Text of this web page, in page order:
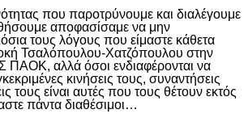
που παροτρύνουμε και διαλέγουμε
αποφασίσαμε να μην
τους λόγους που είμαστε κάθετα
Τσαλόπουλου-Χατζόπουλου στην
ΠΑΟΚ, αλλά όσοι ενδιαφέρονται να
κινήσεις τους, συναντήσεις
τους είναι αυτές που τους θέτουν εκτός
πάντα διαθέσιμοι…